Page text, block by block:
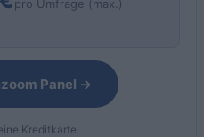
pro Umfrage (max.)
Panel →
Kreditkarte